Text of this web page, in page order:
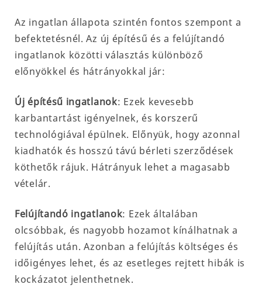
Az ingatlan állapota szintén fontos szempont a
befektetésnél. Az új építésű és a felújítandó
ingatlanok közötti választás különböző
előnyökkel és hátrányokkal jár:
Új építésű ingatlanok: Ezek kevesebb
karbantartást igényelnek, és korszerű
technológiával épülnek. Előnyük, hogy azonnal
kiadhatók és hosszú távú bérleti szerződések
köthetők rájuk. Hátrányuk lehet a magasabb
vételár.
Felújítandó ingatlanok: Ezek általában
olcsóbbak, és nagyobb hozamot kínálhatnak a
felújítás után. Azonban a felújítás költséges és
időigényes lehet, és az esetleges rejtett hibák is
kockázatot jelenthetnek.